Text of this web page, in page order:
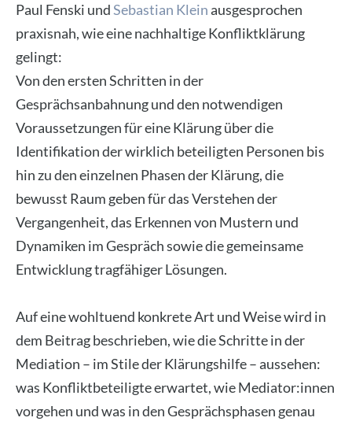
Paul Fenski undSebastian Kleinausgesprochen
praxisnah, wie eine nachhaltige Konfliktklärung
gelingt:
Von den ersten Schritten in der
Gesprächsanbahnung und den notwendigen
Voraussetzungen für eine Klärung über die
Identifikation der wirklich beteiligten Personen bis
hin zu den einzelnen Phasen der Klärung, die
bewusst Raum geben für das Verstehen der
Vergangenheit, das Erkennen von Mustern und
Dynamiken im Gespräch sowie die gemeinsame
Entwicklung tragfähiger Lösungen.
Auf eine wohltuend konkrete Art und Weise wird in
dem Beitrag beschrieben, wie die Schritte in der
Mediation – im Stile der Klärungshilfe – aussehen:
was Konfliktbeteiligte erwartet, wie Mediator:innen
vorgehen und was in den Gesprächsphasen genau